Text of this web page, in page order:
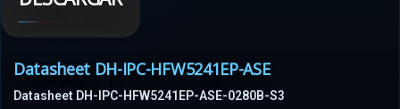
Datasheet DH-IPC-HFW5241EP-ASE
Datasheet DH-IPC-HFW5241EP-ASE-0280B-S3